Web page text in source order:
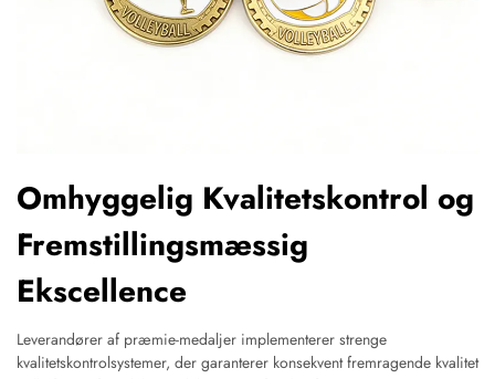
Omhyggelig Kvalitetskontrol og
Fremstillingsmæssig
Ekscellence
Leverandører af præmie-medaljer implementerer strenge
kvalitetskontrolsystemer, der garanterer konsekvent fremragende kvalitet